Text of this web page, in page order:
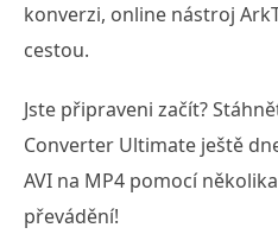
konverzi, online nástroj
cestou.
Jste připraveni začít?
Converter Ultimate ještě
AVI na MP4 pomocí
převádění!